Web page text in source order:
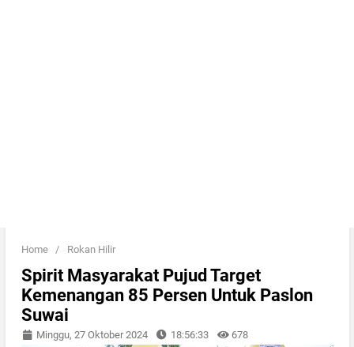
Home / Rokan Hilir
Spirit Masyarakat Pujud Target
Kemenangan 85 Persen Untuk Paslon
Suwai
Minggu, 27 Oktober 2024 18:56:33 678